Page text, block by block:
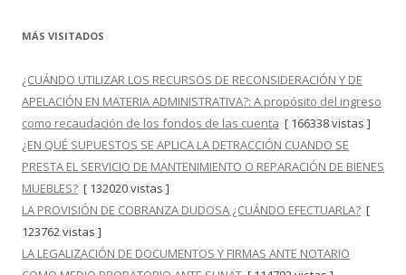
MÁS VISITADOS
¿CUÁNDO UTILIZAR LOS RECURSOS DE RECONSIDERACIÓN Y DE
APELACIÓN EN MATERIA ADMINISTRATIVA?: A propósito del ingreso
como recaudación de los fondos de las cuenta [ 166338 vistas ]
¿EN QUÉ SUPUESTOS SE APLICA LA DETRACCIÓN CUANDO SE
PRESTA EL SERVICIO DE MANTENIMIENTO O REPARACIÓN DE BIENES
MUEBLES? [ 132020 vistas ]
LA PROVISIÓN DE COBRANZA DUDOSA ¿CUÁNDO EFECTUARLA? [
123762 vistas ]
LA LEGALIZACIÓN DE DOCUMENTOS Y FIRMAS ANTE NOTARIO